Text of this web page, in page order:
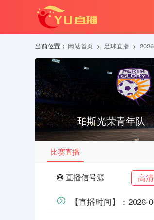
当前位置： 网站首页 > 足球直播 >
珀斯光荣青年队
比赛直播
直播信号源 高
【直播时间】：2026-